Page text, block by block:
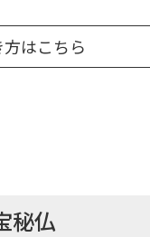
方はこちら
秘仏